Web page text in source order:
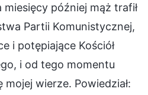
później mąż trafił
Partii Komunistycznej,
i potępiające Kościół
i od tego momentu
mojej wierze. Powiedział: